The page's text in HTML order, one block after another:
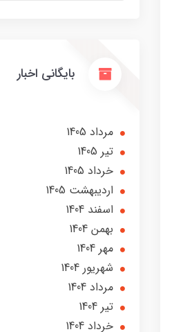
بایگانی اخبار
مرداد 1405
تير 1405
خرداد 1405
ارديبهشت 1405
اسفند 1404
بهمن 1404
مهر 1404
شهریور 1404
مرداد 1404
تير 1404
خرداد 1404